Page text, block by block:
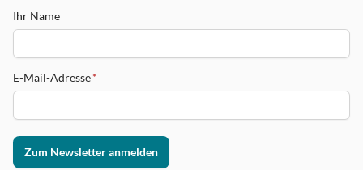
Ihr Name
E-Mail-Adresse*
Zum Newsletter anmelden